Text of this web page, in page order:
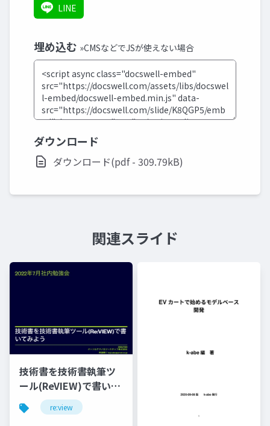
LINE
埋め込む »CMSなどでJSが使えない場合
ダウンロード
ダウンロード(pdf - 309.79kB)
関連スライド
技術書を技術書執筆ツ
ール(ReVIEW)で書いて
みようre:view